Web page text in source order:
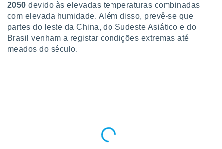
a
cookies
parte
2050 devido às elevadas temperaturas combinadas
com elevada humidade. Além disso, prevê-se que
partes do leste da China, do Sudeste Asiático e do
Brasil venham a registar condições extremas até
meados do século.